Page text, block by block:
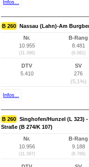
Infos...
B 260 Nassau (Lahn)-Am
Nr.
10.955
(11.396)
B-Rang
8.481
(6.081)
DTV
5.410
SV
276
(5,1%)
Infos...
B 260 Singhofen/Hunzel (L 323)
Straße (B 274/K 107)
Nr.
10.956
(11.397)
B-Rang
9.188
(6.786)